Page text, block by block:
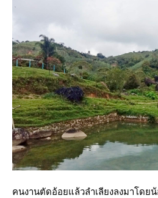
คนงานตัดอ้อยแล้วลำเลียงลงมาโดย